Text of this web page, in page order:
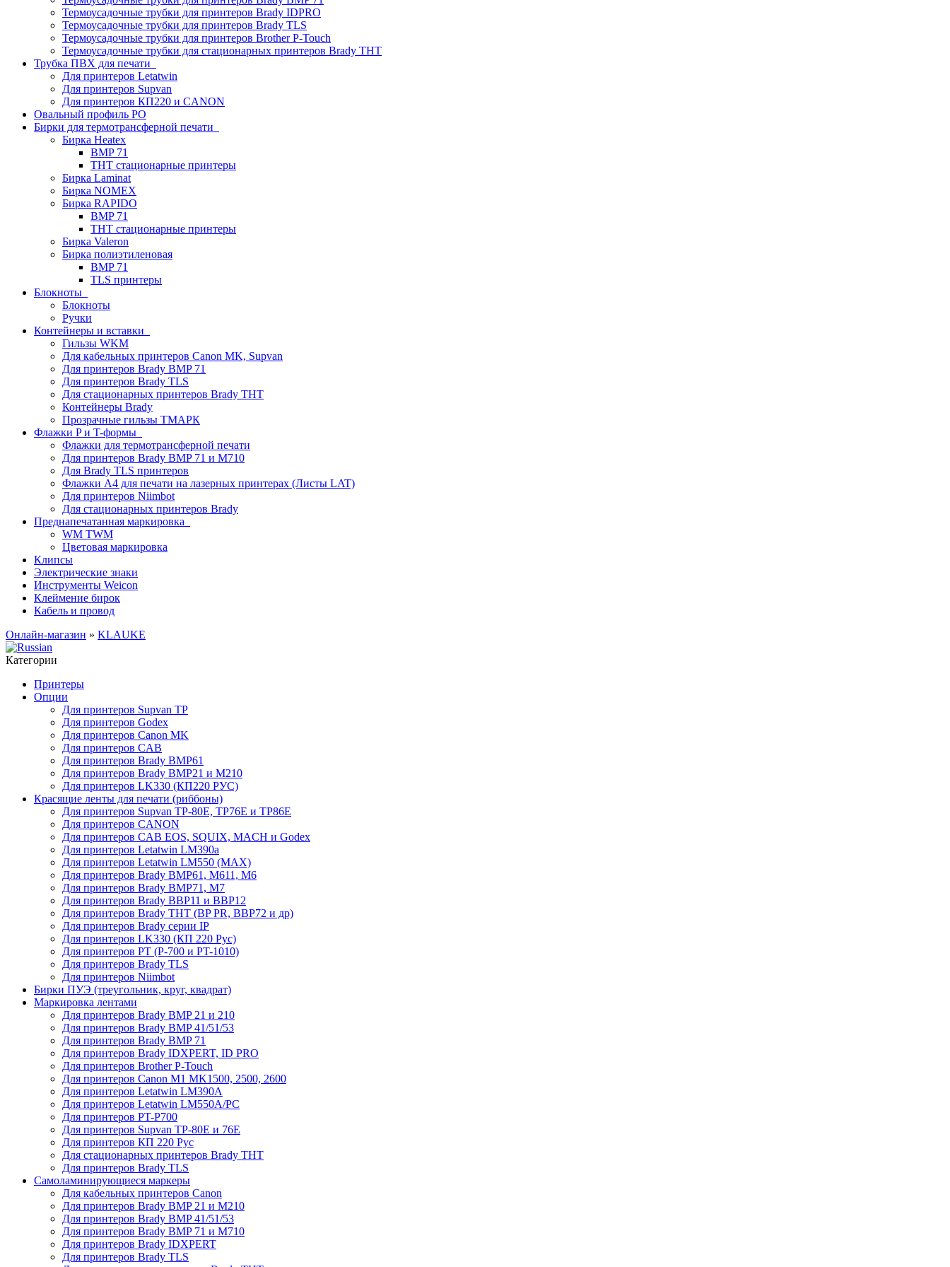
Термоусадочные трубки для принтеров Brady IDPRO
Термоусадочные трубки для принтеров Brady TLS
Термоусадочные трубки для принтеров Brother P-Touch
Термоусадочные трубки для стационарных принтеров Brady THT
Трубка ПВХ для печати
Для принтеров Letatwin
Для принтеров Supvan
Для принтеров КП220 и CANON
Овальный профиль PO
Бирки для термотрансферной печати
Бирка Heatex
BMP 71
THT стационарные принтеры
Бирка Laminat
Бирка NOMEX
Бирка RAPIDO
BMP 71
THT стационарные принтеры
Бирка Valeron
Бирка полиэтиленовая
BMP 71
TLS принтеры
Блокноты
Блокноты
Ручки
Контейнеры и вставки
Гильзы WKM
Для кабельных принтеров Canon MK, Supvan
Для принтеров Brady BMP 71
Для принтеров Brady TLS
Для стационарных принтеров Brady THT
Контейнеры Brady
Прозрачные гильзы ТМАРК
Флажки P и T-формы
Флажки для термотрансферной печати
Для принтеров Brady BMP 71 и M710
Для Brady TLS принтеров
Флажки A4 для печати на лазерных принтерах (Листы LAT)
Для принтеров Niimbot
Для стационарных принтеров Brady
Преднапечатанная маркировка
WM TWM
Цветовая маркировка
Клипсы
Электрические знаки
Инструменты Weicon
Клеймение бирок
Кабель и провод
Онлайн-магазин » KLAUKE
Категории
Принтеры
Опции
Для принтеров Supvan TP
Для принтеров Godex
Для принтеров Canon MK
Для принтеров CAB
Для принтеров Brady BMP61
Для принтеров Brady BMP21 и M210
Для принтеров LK330 (КП220 РУС)
Красящие ленты для печати (риббоны)
Для принтеров Supvan TP-80E, TP76E и TP86E
Для принтеров CANON
Для принтеров CAB EOS, SQUIX, MACH и Godex
Для принтеров Letatwin LM390a
Для принтеров Letatwin LM550 (MAX)
Для принтеров Brady BMP61, M611, M6
Для принтеров Brady BMP71, M7
Для принтеров Brady BBP11 и BBP12
Для принтеров Brady THT (BP PR, BBP72 и др)
Для принтеров Brady серии IP
Для принтеров LK330 (КП 220 Рус)
Для принтеров PT (P-700 и PT-1010)
Для принтеров Brady TLS
Для принтеров Niimbot
Бирки ПУЭ (треугольник, круг, квадрат)
Маркировка лентами
Для принтеров Brady BMP 21 и 210
Для принтеров Brady BMP 41/51/53
Для принтеров Brady BMP 71
Для принтеров Brady IDXPERT, ID PRO
Для принтеров Brother P-Touch
Для принтеров Canon M1 MK1500, 2500, 2600
Для принтеров Letatwin LM390A
Для принтеров Letatwin LM550A/PC
Для принтеров PT-P700
Для принтеров Supvan TP-80E и 76E
Для принтеров КП 220 Рус
Для стационарных принтеров Brady THT
Для принтеров Brady TLS
Самоламинирующиеся маркеры
Для кабельных принтеров Canon
Для принтеров Brady BMP 21 и M210
Для принтеров Brady BMP 41/51/53
Для принтеров Brady BMP 71 и M710
Для принтеров Brady IDXPERT
Для принтеров Brady TLS